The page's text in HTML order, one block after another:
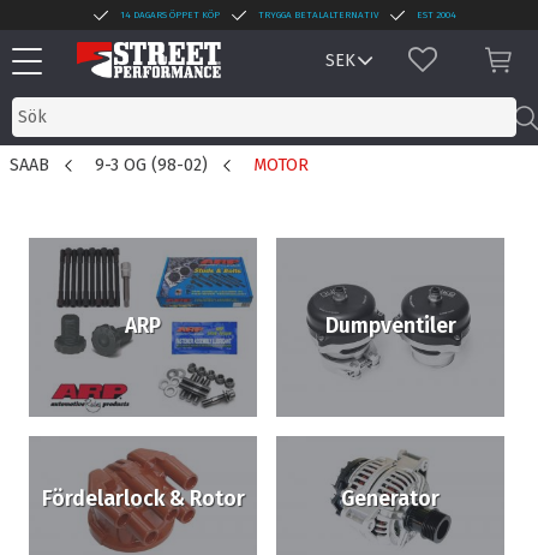
Meny
14 DAGARS ÖPPET KÖP TRYGGA BETALALTERNATIV EST 2004
FAVORITER
SAAB 9-3 OG (98-02) MOTOR
ARP Dumpventiler
Fördelarlock & Rotor Generator